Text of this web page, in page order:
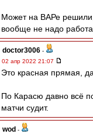
Может на ВАРе
вообще не надо
doctor3006 -
02 апр 2022 21:07
Это красная прямая,
По Карасю давно всё
матчи судит.
wod -